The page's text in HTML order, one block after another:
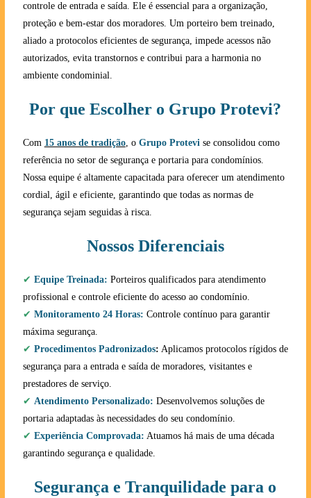
controle de entrada e saída. Ele é essencial para a organização,
proteção e bem-estar dos moradores. Um porteiro bem treinado,
aliado a protocolos eficientes de segurança, impede acessos não
autorizados, evita transtornos e contribui para a harmonia no
ambiente condominial.
Por que Escolher o Grupo Protevi?
Com 15 anos de tradição, o Grupo Protevise consolidou como
referência no setor de segurança e portaria para condomínios.
Nossa equipe é altamente capacitada para oferecer um atendimento
cordial, ágil e eficiente, garantindo que todas as normas de
segurança sejam seguidas à risca.
Nossos Diferenciais
✔ Equipe Treinada: Porteiros qualificados para atendimento
profissional e controle eficiente do acesso ao condomínio.
✔ Monitoramento 24 Horas: Controle contínuo para garantir
máxima segurança.
✔ Procedimentos Padronizados: Aplicamos protocolos rígidos de
segurança para a entrada e saída de moradores, visitantes e
prestadores de serviço.
✔ Atendimento Personalizado: Desenvolvemos soluções de
portaria adaptadas às necessidades do seu condomínio.
✔ Experiência Comprovada: Atuamos há mais de uma década
garantindo segurança e qualidade.
Segurança e Tranquilidade para o